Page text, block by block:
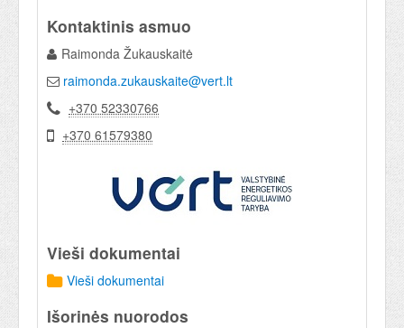
Kontaktinis asmuo
Raimonda Žukauskaitė
raimonda.zukauskaite@vert.lt
+370 52330766
+370 61579380
Vieši dokumentai
Vieši dokumentai
Išorinės nuorodos